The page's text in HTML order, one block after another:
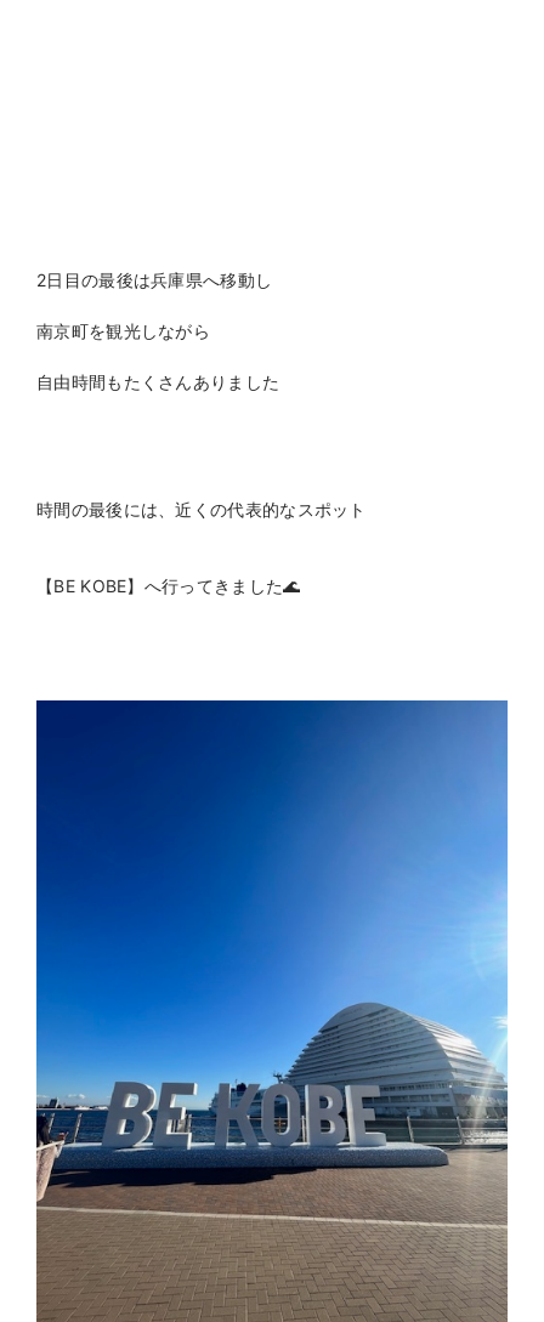
2日目の最後は兵庫県へ移動し
南京町を観光しながら
自由時間もたくさんありました
時間の最後には、近くの代表的なスポット
【BE KOBE】へ行ってきました🌊